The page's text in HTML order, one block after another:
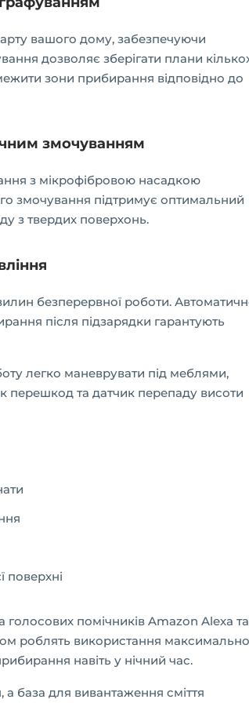
вашого дому, забезпечуючи
дозволяє зберігати плани
зони прибирання відповідно до
змочуванням
з мікрофібровою насадкою
змочування підтримує оптимальний
з твердих поверхонь.
безперервної роботи.
після підзарядки гарантують
легко маневрувати під меблями,
та датчик перепаду висоти
поверхні
помічників Amazon Alexa та
роблять використання максимально
навіть у нічний час.
база для вивантаження сміття